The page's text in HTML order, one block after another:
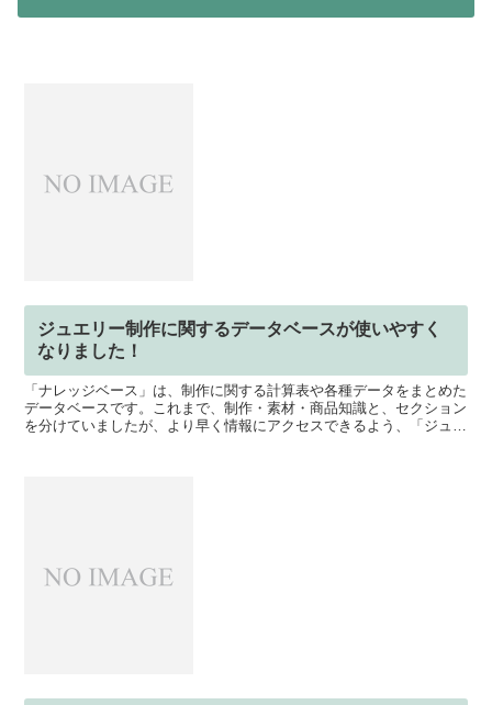
ジュエリー制作に関するデータベースが使いやすく
なりました！
「ナレッジベース」は、制作に関する計算表や各種データをまとめた
データベースです。これまで、制作・素材・商品知識と、セクション
を分けていましたが、より早く情報にアクセスできるよう、「ジュエ